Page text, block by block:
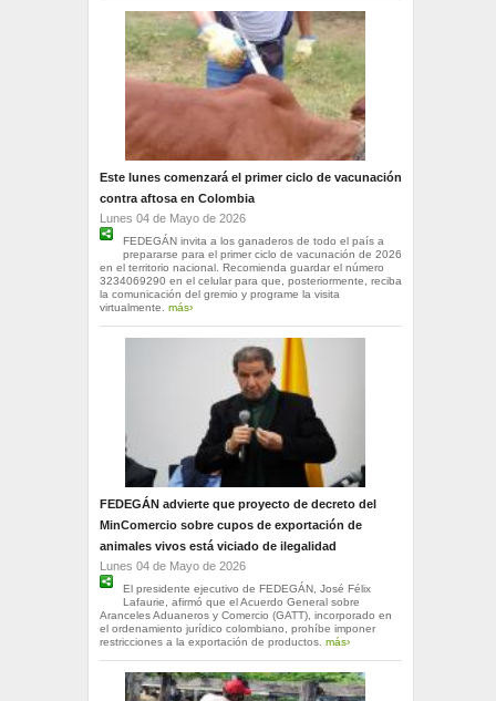
Este lunes comenzará el primer ciclo de vacunación
contra aftosa en Colombia
Lunes 04 de Mayo de 2026
FEDEGÁN invita a los ganaderos de todo el país a
prepararse para el primer ciclo de vacunación de 2026
en el territorio nacional. Recomienda guardar el número
3234069290 en el celular para que, posteriormente, reciba
la comunicación del gremio y programe la visita
virtualmente. más›
FEDEGÁN advierte que proyecto de decreto del
MinComercio sobre cupos de exportación de
animales vivos está viciado de ilegalidad
Lunes 04 de Mayo de 2026
El presidente ejecutivo de FEDEGÁN, José Félix
Lafaurie, afirmó que el Acuerdo General sobre
Aranceles Aduaneros y Comercio (GATT), incorporado en
el ordenamiento jurídico colombiano, prohíbe imponer
restricciones a la exportación de productos. más›